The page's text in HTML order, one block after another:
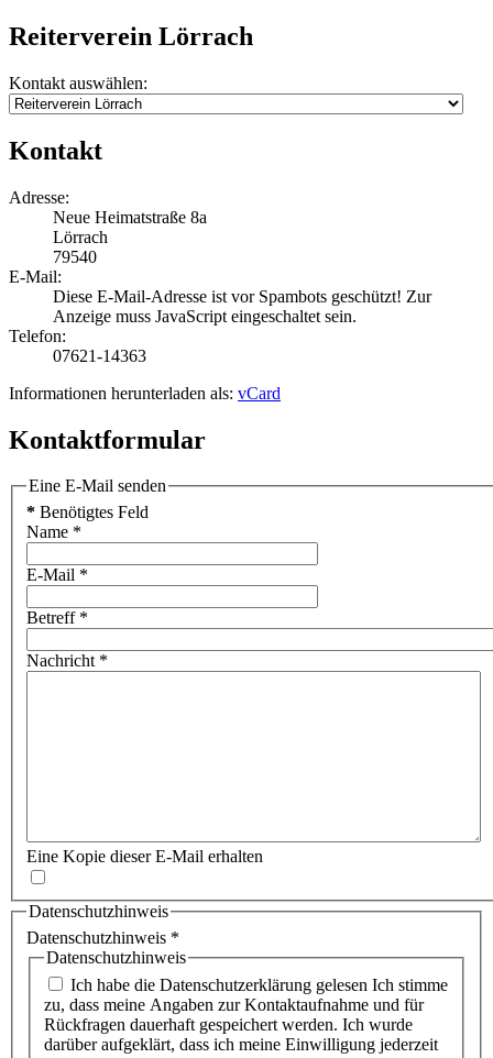
Reiterverein Lörrach
Kontakt auswählen:
Kontakt
Adresse:
Neue Heimatstraße 8a
Lörrach
79540
E-Mail:
Diese E-Mail-Adresse ist vor Spambots geschützt! Zur
Anzeige muss JavaScript eingeschaltet sein.
Telefon:
07621-14363
Informationen herunterladen als: vCard
Kontaktformular
Eine E-Mail senden
* Benötigtes Feld
Name *
E-Mail *
Betreff*
Nachricht *
Eine Kopie dieser E-Mail erhalten
Datenschutzhinweis
Datenschutzhinweis *
Datenschutzhinweis
Ich habe die Datenschutzerklärung gelesen Ich stimme
zu, dass meine Angaben zur Kontaktaufnahme und für
Rückfragen dauerhaft gespeichert werden. Ich wurde
darüber aufgeklärt, dass ich meine Einwilligung jederzeit